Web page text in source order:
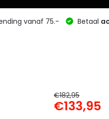
vanaf 75.- Betaal
€182,95
€133,95